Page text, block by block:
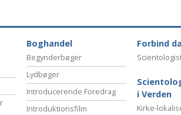
Boghandel
Begynderbøger
Lydbøger
Introducerende Foredrag
Introduktionsfilm
Forbind
i Verden
Kirke-